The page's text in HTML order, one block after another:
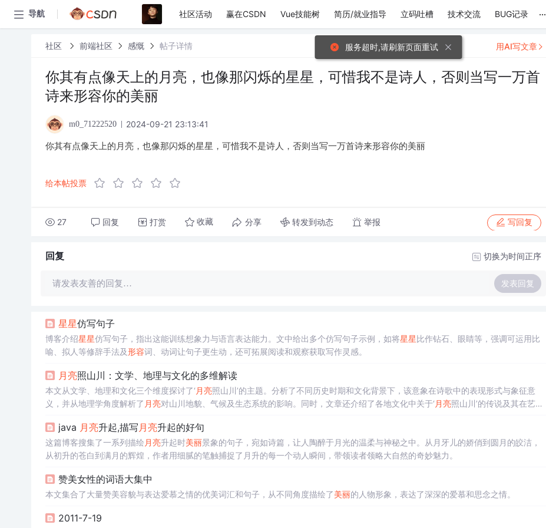
导航 社区活动 赢在CSDN Vue技能树 简历/就业指导 立码吐槽 技术交流 BUG记录 ...
社区 前端社区 感慨 帖子详情
你其有点像天上的月亮，也像那闪烁的星星，可惜我不是诗人，否则当写一万首
诗来形容你的美丽
m0_71222520 2024-09-21 23:13:41
你其有点像天上的月亮，也像那闪烁的星星，可惜我不是诗人，否则当写一万首诗来形容你的美丽
给本帖投票
27 回复 打赏 收藏 分享 转发到动态 举报 写回复
用AI写文章
回复 切换为时间正序
请发表友善的回复… 发表回复
星星仿写句子
博客介绍星星仿写句子，指出这能训练想象力与语言表达能力。文中给出多个仿写句子示例，如将星星比作钻石、眼睛等，强调可运用比
喻、拟人等修辞手法及形容词、动词让句子更生动，还可拓展阅读和观察获取写作灵感。
月亮照山川：文学、地理与文化的多维解读
本文从文学、地理和文化三个维度探讨了‘月亮照山川’的主题。分析了不同历史时期和文化背景下，该意象在诗歌中的表现形式与象征意
义，并从地理学角度解析了 月亮对山川地貌、气候及生态系统的影响。同时，文章还介绍了各地文化中关于‘月亮照山川’的传说及其在艺术
java 月亮升起,描写月亮升起的好句
这篇博客搜集了一系列描绘 月亮升起时美丽景象的句子，宛如诗篇，让人陶醉于月光的温柔与神秘之中。从月牙儿的娇俏到圆月的皎洁，
从初升的苍白到满月的辉煌，作者用细腻的笔触捕捉了月升的每一个动人瞬间，带领读者领略大自然的奇妙魅力。
赞美女性的词语大集中
本文集合了大量赞美容貌与表达爱慕之情的优美词汇和句子，从不同角度描绘了美丽的人物形象，表达了深深的爱慕和思念之情。
2011-7-19
服务超时,请刷新页面重试